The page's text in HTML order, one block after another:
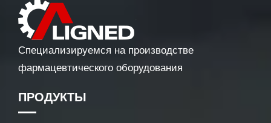
Специализируемся на производстве
фармацевтического оборудования
ПРОДУКТЫ